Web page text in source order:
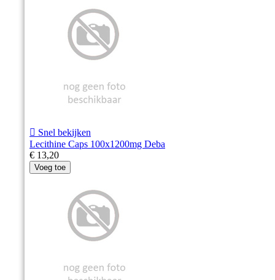
 Snel bekijken
Lecithine Caps 100x1200mg Deba
€ 13,20
Voeg toe